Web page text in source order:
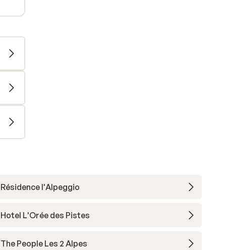
Résidence l'Alpeggio
Hotel L'Orée des Pistes
The People Les 2 Alpes